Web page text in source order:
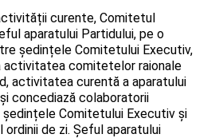
curente, Comitetul
aparatului Partidului, pe o
ședințele Comitetului Executiv,
activitatea comitetelor raionale
activitatea curentă a aparatului
concediază colaboratorii
ședințele Comitetului Executiv și
de zi. Șeful aparatului